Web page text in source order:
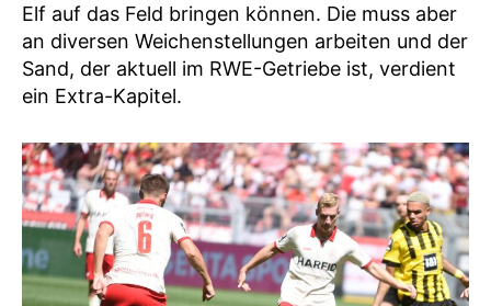
Elf auf das Feld bringen können. Die muss aber
an diversen Weichenstellungen arbeiten und der
Sand, der aktuell im RWE-Getriebe ist, verdient
ein Extra-Kapitel.